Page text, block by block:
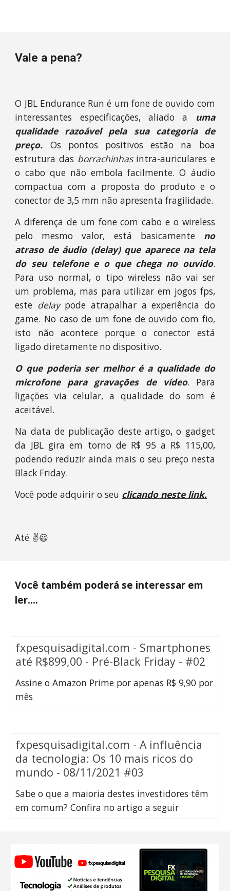
Vale a pena?
O JBL Endurance Run é um fone de ouvido com
interessantes especificações, aliado a
uma
qualidade razoável pela sua categoria de
preço. Os pontos positivos estão na boa
estrutura das borrachinhasintra-auriculares e
o cabo que não embola facilmente. O áudio
compactua com a proposta do produto e o
conector de 3,5 mm não apresenta fragilidade.
A diferença de um fone com cabo e o wireless
pelo mesmo valor, está basicamente no
atraso de áudio (delay) que aparece na tela
do seu telefone e o que chega no ouvido.
Para uso normal, o tipo wireless não vai ser
um problema, mas para utilizar em jogos fps,
este delaypode atrapalhar a experiência do
game. No caso de um fone de ouvido com fio,
isto não acontece porque o conector está
ligado diretamente no dispositivo.
O que poderia ser melhor é a qualidade do
microfone para gravações de vídeo. Para
ligações via celular, a qualidade do som é
aceitável.
Na data de publicação deste artigo, o gadget
da JBL gira em torno de R$ 95 a R$ 115,00,
podendo reduzir ainda mais o seu preço nesta
Black Friday.
Você pode adquirir o seu clicando neste link.
Até ✌😃
Você também poderá se interessar em
ler....
fxpesquisadigital.com - Smartphones
até R$899,00 - Pré-Black Friday - #02
Assine o Amazon Prime por apenas R$ 9,90 por
mês
fxpesquisadigital.com - A influência
da tecnologia: Os 10 mais ricos do
mundo - 08/11/2021 #03
Sabe o que a maioria destes investidores têm
em comum? Confira no artigo a seguir